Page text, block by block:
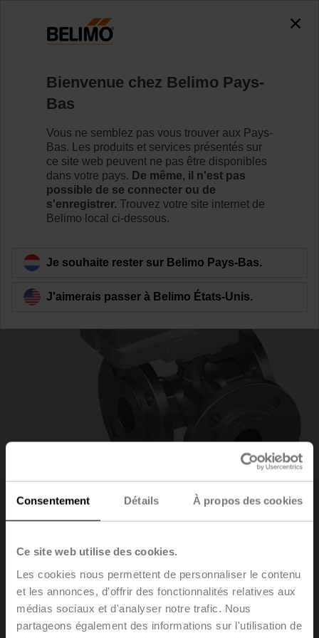
Consentement Détails À propos des cookies
Ce site web utilise des cookies.
Les cookies nous permettent de personnaliser le contenu
et les annonces, d'offrir des fonctionnalités relatives aux
médias sociaux et d'analyser notre trafic. Nous
partageons également des informations sur l'utilisation de
R7040R16-B3+NR230A
Pour en savoir plus
Retour a la catégorie de produits
R7040R16-
B3+NR230A
Bienvenue chez Belimo Pays-
Bas
Vous ne semblez pas vous trouver aux Pays-
Bas. Les produits et services présentés sur
ce site web peuvent ne pas être disponibles
dans votre pays. De même, il n'est pas
possible de se connecter ou de
s'enregistrer. Trouvez votre site internet de
Belimo local ci-dessous.
Je souhaite rester sur Belimo Pays-Bas.
J'aimerais passer à Belimo États-Unis.